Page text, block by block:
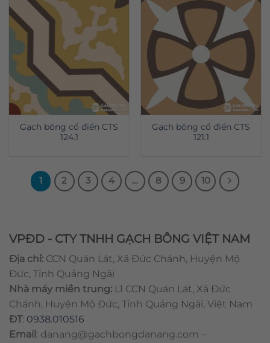
Gạch bông cổ điển CTS
124.1
Gạch bông cổ điển CTS
121.1
1 2 3 4 … 8 9 10
VPĐD - CTY TNHH GẠCH BÔNG VIỆT NAM
Địa chỉ: CCN Quán Lát, Xã Đức Chánh, Huyện Mộ
Đức, Tỉnh Quảng Ngãi
Nhà máy miền trung: L1 CCN Quán Lát, Xã Đức
Chánh, Huyện Mộ Đức, Tỉnh Quảng Ngãi, Việt Nam
ĐT: 0938.010516
Email : danang@gachbongdanang.com –